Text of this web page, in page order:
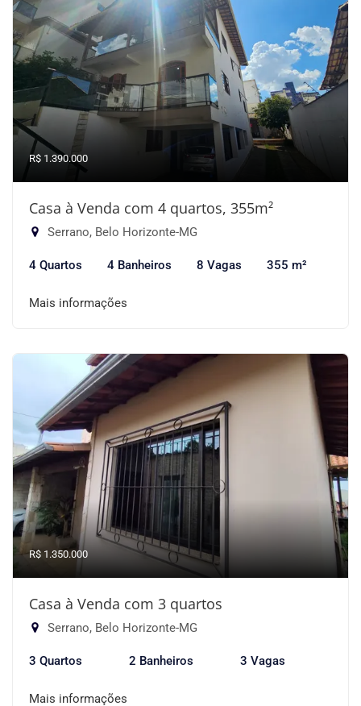
R$ 1.390.000
Casa à Venda com 4 quartos, 355m²
Serrano, Belo Horizonte-MG
4 Quartos 4 Banheiros 8 Vagas 355 m²
Mais informações
R$ 1.350.000
Casa à Venda com 3 quartos
Serrano, Belo Horizonte-MG
3 Quartos 2 Banheiros 3 Vagas
Mais informações